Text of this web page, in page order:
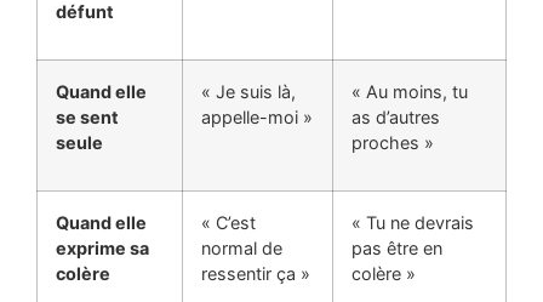
défunt
Quand elle
se sent
seule
« Je suis là,
appelle-moi »
« Au moins, tu
as d’autres
proches »
Quand elle
exprime sa
colère
« C’est
normal de
ressentir ça »
« Tu ne devrais
pas être en
colère »